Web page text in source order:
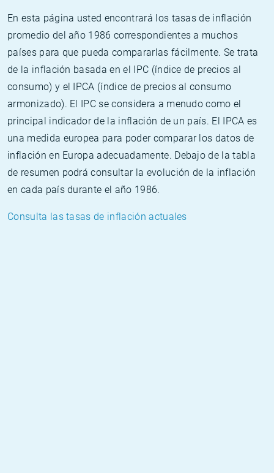
En esta página usted encontrará los tasas de inflación
promedio del año 1986 correspondientes a muchos
países para que pueda compararlas fácilmente. Se trata
de la inflación basada en el IPC (índice de precios al
consumo) y el IPCA (índice de precios al consumo
armonizado). El IPC se considera a menudo como el
principal indicador de la inflación de un país. El IPCA es
una medida europea para poder comparar los datos de
inflación en Europa adecuadamente. Debajo de la tabla
de resumen podrá consultar la evolución de la inflación
en cada país durante el año 1986.
Consulta las tasas de inflación actuales